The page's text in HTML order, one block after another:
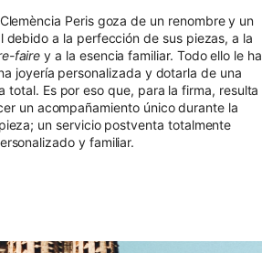
Peris goza de un renombre y un
debido a la perfección de sus piezas, a la
faire y a la esencia familiar. Todo ello le ha
joyería personalizada y dotarla de una
total. Es por eso que, para la firma, resulta
un acompañamiento único durante la
un servicio postventa totalmente
y familiar.